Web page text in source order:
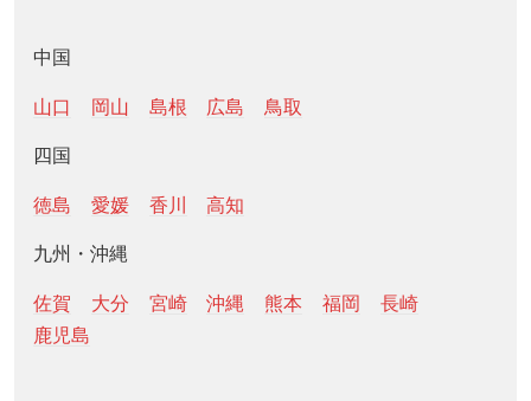
中国
山口 岡山 島根 広島 鳥取
四国
徳島 愛媛 香川 高知
九州・沖縄
佐賀 大分 宮崎 沖縄 熊本 福岡
長崎
鹿児島